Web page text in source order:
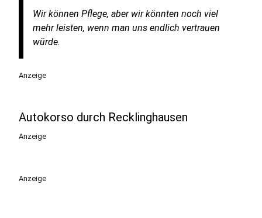
Wir können Pflege, aber wir könnten noch viel
mehr leisten, wenn man uns endlich vertrauen
würde.
Anzeige
Autokorso durch Recklinghausen
Anzeige
Anzeige